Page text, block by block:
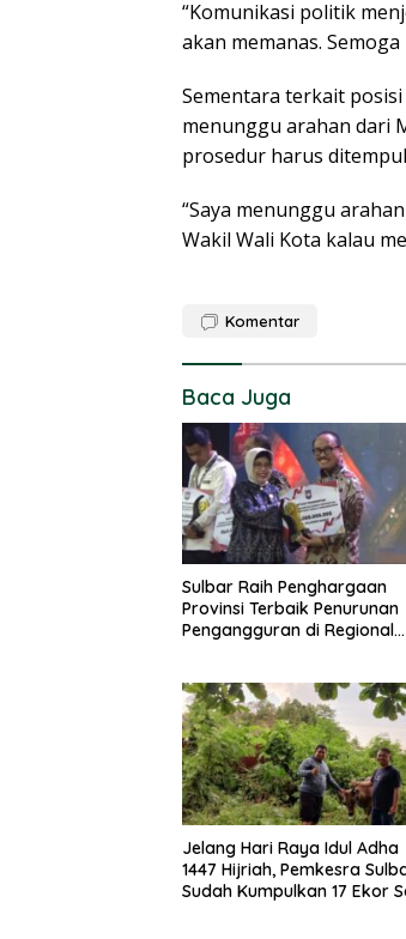
“Komunikasi politik
akan memanas.
Sementara terkait
menunggu arahan dari
prosedur harus
“Saya menunggu
Wakil Wali Kota kalau
Komentar
Baca Juga
Sulbar Raih Penghargaan
Provinsi Terbaik Penurunan
Pengangguran di Regional
Jelang Hari Raya Idul Adha
1447 Hijriah, Pemkesra
Sudah Kumpulkan 17 Ekor